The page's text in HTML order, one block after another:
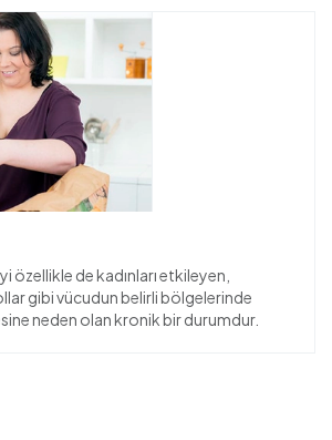
de kadınları etkileyen,
gibi vücudun belirli bölgelerinde
neden olan kronik bir durumdur.